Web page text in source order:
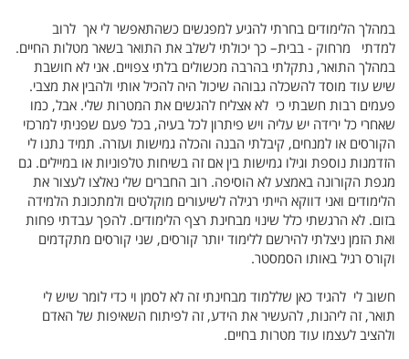
במהלך הלימודים בחרתי להגיע למפגשים כשהתאפשר לי אך לרוב
למדתי מרחוק - בבית– כך יכולתי לשלב את התואר בשאר מטלות החיים.
במהלך התואר, נתקלתי בהרבה מכשולים בלתי צפויים. אני לא חושבת
שיש עוד מוסד להשכלה גבוהה שיכול היה להכיל אותי ולהבין את מצבי.
פעמים רבות חשבתי כי לא אצליח להגשים את המטרות שלי. אבל, כמו
שאחרי כל ירידה יש עליה ויש פיתרון לכל בעיה, בכל פעם שפניתי למרכזי
הקורסים או למנחים, קיבלתי הבנה והכלה גמישות ועזרה. תמיד נתנו לי
הזדמנות נוספת וגילו גמישות בין אם זה בשיחות טלפוניות או במיילים. גם
מגפת הקורונה באמצע לא הוסיפה. רוב החברים שלי נאלצו לעצור את
הלימודים ואני דווקא הייתי רגילה לשיעורים מוקלטים ולמתכונת הלמידה
בזום. לא הרגשתי כלל שינוי מבחינת רצף הלימודים. להפך עבדתי פחות
ואת הזמן ניצלתי להירשם ללימוד יותר קורסים, שני קורסים מתקדמים
וקורס רגיל באותו הסמסטר.
חשוב לי להגיד כאן שללמוד מבחינתי זה לא לסמן וי כדי לומר שיש לי
תואר, זה ליהנות, להעשיר את הידע, זה לפיתוח השאיפות של האדם
ולהציב לעצמו עוד מטרות בחיים.